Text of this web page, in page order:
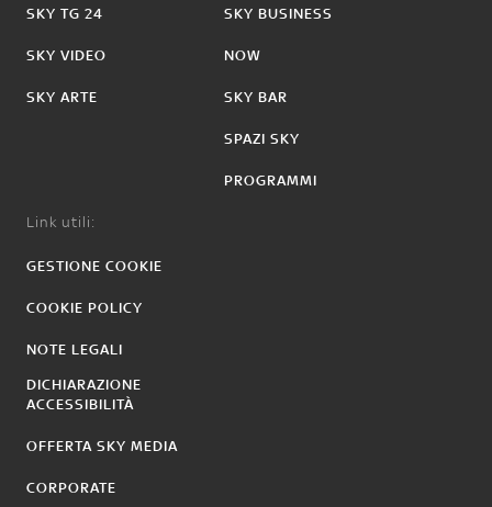
SKY TG 24
SKY VIDEO
SKY ARTE
SKY BUSINESS
NOW
SKY BAR
SPAZI SKY
PROGRAMMI
Link utili:
GESTIONE COOKIE
COOKIE POLICY
NOTE LEGALI
DICHIARAZIONE
ACCESSIBILITÀ
OFFERTA SKY MEDIA
CORPORATE